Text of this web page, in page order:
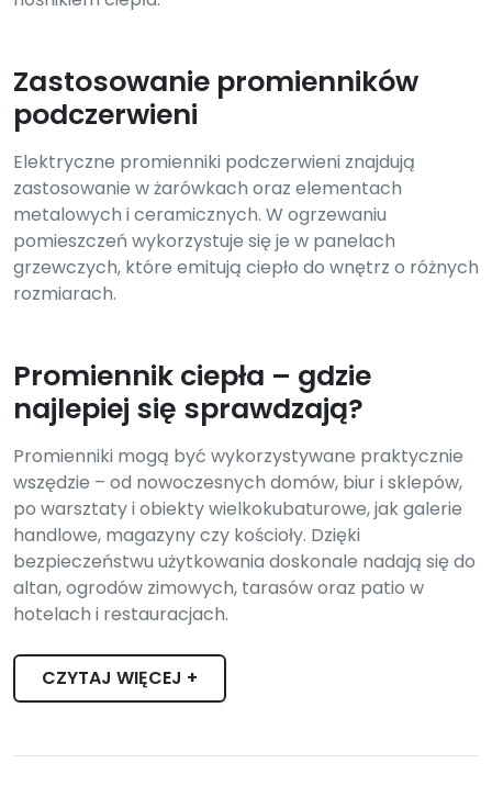
Zastosowanie promienników
podczerwieni
Elektryczne promienniki podczerwieni znajdują
zastosowanie w żarówkach oraz elementach
metalowych i ceramicznych. W ogrzewaniu
pomieszczeń wykorzystuje się je w panelach
grzewczych, które emitują ciepło do wnętrz o różnych
rozmiarach.
Promiennik ciepła – gdzie
najlepiej się sprawdzają?
Promienniki mogą być wykorzystywane praktycznie
wszędzie – od nowoczesnych domów, biur i sklepów,
po warsztaty i obiekty wielkokubaturowe, jak galerie
handlowe, magazyny czy kościoły. Dzięki
bezpieczeństwu użytkowania doskonale nadają się do
altan, ogrodów zimowych, tarasów oraz patio w
hotelach i restauracjach.
CZYTAJ WIĘCEJ +